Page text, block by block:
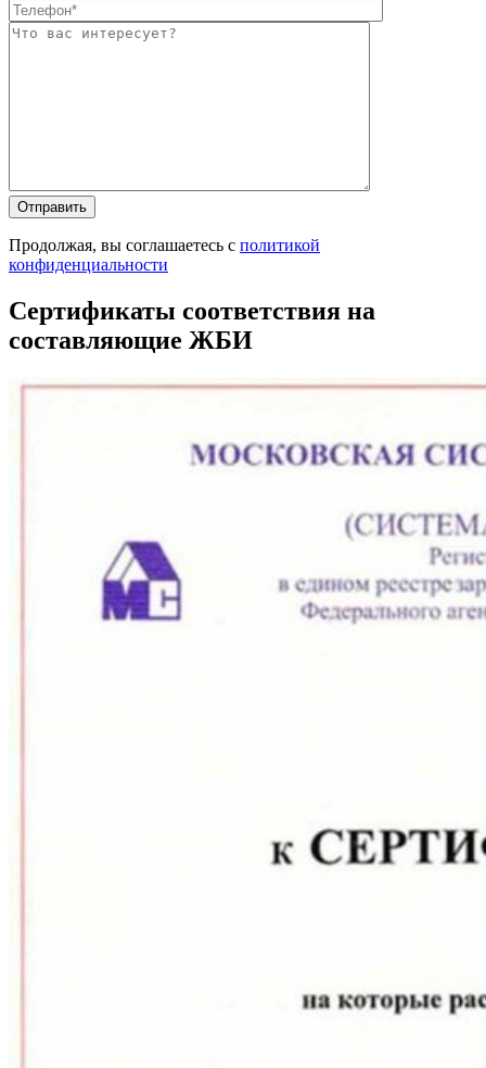
Оставьте это
Оставьте это
Продолжая, вы соглашаетесь с политикой
конфиденциальности
Сертификаты соответствия на
составляющие ЖБИ